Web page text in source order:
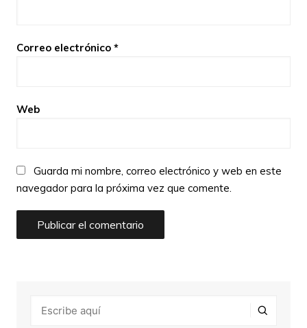
Correo electrónico *
Web
Guarda mi nombre, correo electrónico y web en este
navegador para la próxima vez que comente.